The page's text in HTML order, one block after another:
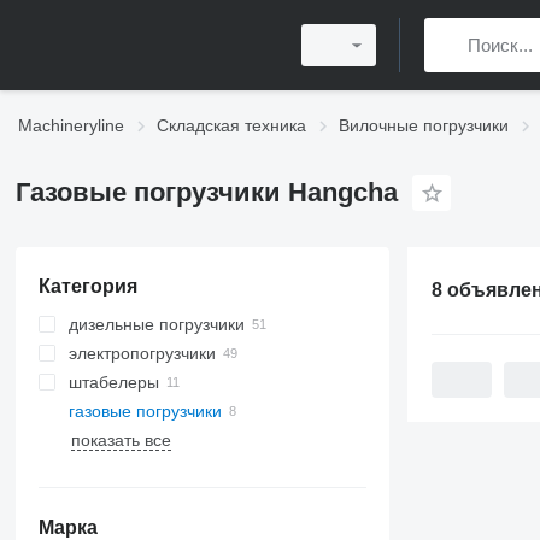
Machineryline Складская техника Вилочные погрузчики
Газовые погрузчики Hangcha
Категория
дизельные погрузчики
электропогрузчики
штабелеры
газовые погрузчики
показать все
Марка
8